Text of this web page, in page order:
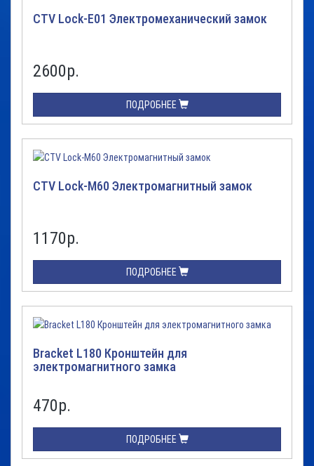
CTV Lock-E01 Электромеханический замок
2600р.
ПОДРОБНЕЕ
CTV Lock-M60 Электромагнитный замок
1170р.
ПОДРОБНЕЕ
Bracket L180 Кронштейн для
электромагнитного замка
470р.
ПОДРОБНЕЕ